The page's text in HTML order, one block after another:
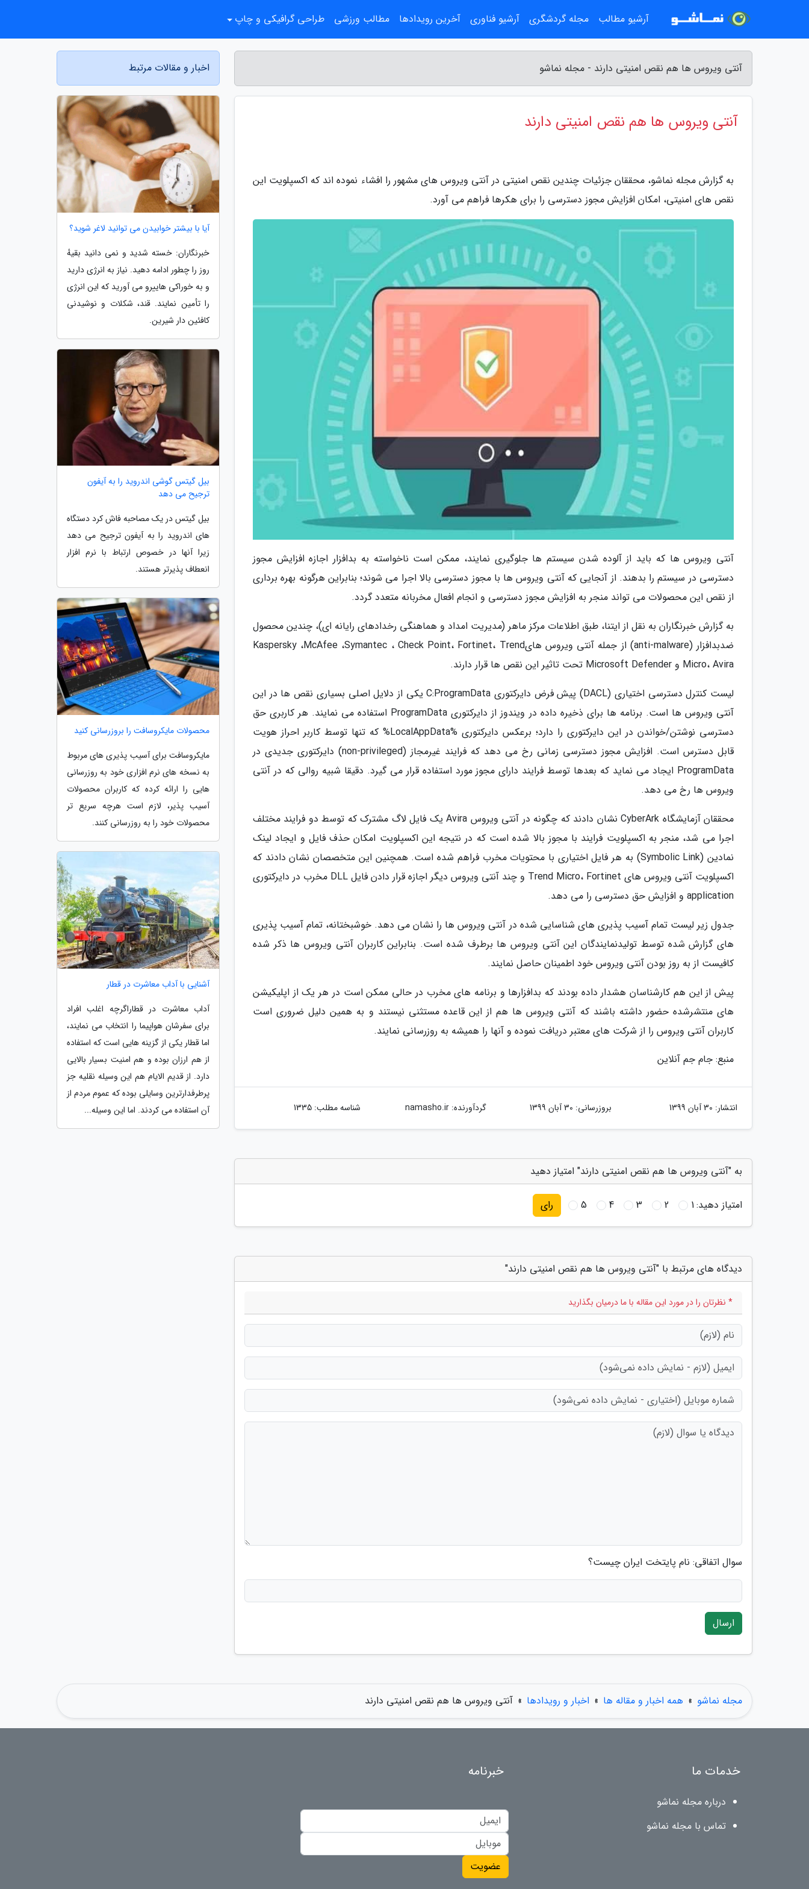
آنتی ویروس ها هم نقص امنیتی دارند - مجله نماشو
آنتی ویروس ها هم نقص امنیتی دارند
به گزارش مجله نماشو، محققان جزئیات چندین نقص امنیتی در آنتی ویروس های مشهور را افشاء نموده اند که اکسپلویت این
نقص های امنیتی، امکان افزایش مجوز دسترسی را برای هکرها فراهم می آورد.
آنتی ویروس ها که باید از آلوده شدن سیستم ها جلوگیری نمایند، ممکن است ناخواسته به بدافزار اجازه افزایش مجوز
دسترسی در سیستم را بدهند. از آنجایی که آنتی ویروس ها با مجوز دسترسی بالا اجرا می شوند؛ بنابراین هرگونه بهره برداری
از نقص این محصولات می تواند منجر به افزایش مجوز دسترسی و انجام افعال مخربانه متعدد گردد.
به گزارش خبرنگاران به نقل از ایتنا، طبق اطلاعات مرکز ماهر (مدیریت امداد و هماهنگی رخدادهای رایانه ای)، چندین محصول
ضدبدافزار (anti-malware) از جمله آنتی ویروس هایKaspersky ،McAfee ،Symantec ، Check Point، Fortinet، Trend
Micro، Avira و Microsoft Defender تحت تاثیر این نقص ها قرار دارند.
لیست کنترل دسترسی اختیاری (DACL) پیش فرض دایرکتوری C:ProgramData یکی از دلایل اصلی بسیاری نقص ها در این
آنتی ویروس ها است. برنامه ها برای ذخیره داده در ویندوز از دایرکتوری ProgramData استفاده می نمایند. هر کاربری حق
دسترسی نوشتن/خواندن در این دایرکتوری را دارد؛ برعکس دایرکتوری %LocalAppData% که تنها توسط کاربر احراز هویت
قابل دسترس است. افزایش مجوز دسترسی زمانی رخ می دهد که فرایند غیرمجاز (non-privileged) دایرکتوری جدیدی در
ProgramData ایجاد می نماید که بعدها توسط فرایند دارای مجوز مورد استفاده قرار می گیرد. دقیقا شبیه روالی که در آنتی
ویروس ها رخ می دهد.
محققان آزمایشگاه CyberArk نشان دادند که چگونه در آنتی ویروس Avira یک فایل لاگ مشترک که توسط دو فرایند مختلف
اجرا می شد، منجر به اکسپلویت فرایند با مجوز بالا شده است که در نتیجه این اکسپلویت امکان حذف فایل و ایجاد لینک
نمادین (Symbolic Link) به هر فایل اختیاری با محتویات مخرب فراهم شده است. همچنین این متخصصان نشان دادند که
اکسپلویت آنتی ویروس های Trend Micro، Fortinet و چند آنتی ویروس دیگر اجازه قرار دادن فایل DLL مخرب در دایرکتوری
application و افزایش حق دسترسی را می دهد.
جدول زیر لیست تمام آسیب پذیری های شناسایی شده در آنتی ویروس ها را نشان می دهد. خوشبختانه، تمام آسیب پذیری
های گزارش شده توسط تولیدنمایندگان این آنتی ویروس ها برطرف شده است. بنابراین کاربران آنتی ویروس ها ذکر شده
کافیست از به روز بودن آنتی ویروس خود اطمینان حاصل نمایند.
پیش از این هم کارشناسان هشدار داده بودند که بدافزارها و برنامه های مخرب در حالی ممکن است در هر یک از اپلیکیشن
های منتشرشده حضور داشته باشند که آنتی ویروس ها هم از این قاعده مستثنی نیستند و به همین دلیل ضروری است
کاربران آنتی ویروس را از شرکت های معتبر دریافت نموده و آنها را همیشه به روزرسانی نمایند.
منبع: جام جم آنلاین
انتشار: 30 آبان 1399 بروزرسانی: 30 آبان 1399 گردآورنده:namasho.ir شناسه مطلب: 1335
به "آنتی ویروس ها هم نقص امنیتی دارند" امتیاز دهید
امتیاز دهید:1
2
3
4
5 رای
دیدگاه های مرتبط با "آنتی ویروس ها هم نقص امنیتی دارند"
* نظرتان را در مورد این مقاله با ما درمیان بگذارید
سوال اتفاقی: نام پایتخت ایران چیست؟
ارسال
اخبار و مقالات مرتبط
آیا با بیشتر خوابیدن می توانید لاغر شوید؟
خبرنگاران: خسته شدید و نمی دانید بقیهٔ
روز را چطور ادامه دهید. نیاز به انرژی دارید
و به خوراکی هاییرو می آورید که این انرژی
را تأمین نمایند. قند، شکلات و نوشیدنی
کافئین دار شیرین.
بیل گیتس گوشی اندروید را به آیفون
ترجیح می دهد
بیل گیتس در یک مصاحبه فاش کرد دستگاه
های اندروید را به آیفون ترجیح می دهد
زیرا آنها در خصوص ارتباط با نرم افزار
انعطاف پذیرتر هستند.
محصولات مایکروسافت را بروزرسانی کنید
مایکروسافت برای ‫آسیب پذیری های مربوط
به نسخه های نرم افزاری خود به روزرسانی
هایی را ارائه کرده که کاربران محصولات
آسیب پذیر، لازم است هرچه سریع تر
محصولات خود را به روزرسانی کنند.
آشنایی با آداب معاشرت در قطار
آداب معاشرت در قطاراگرچه اغلب افراد
برای سفرشان هواپیما را انتخاب می نمایند،
اما قطار یکی از گزینه هایی است که استفاده
از هم ارزان بوده و هم امنیت بسیار بالایی
دارد. از قدیم الایام هم این وسیله نقلیه جز
پرطرفدارترین وسایلی بوده که عموم مردم از
آن استفاده می کردند. اما این وسیله...
مجله نماشو » همه اخبار و مقاله ها » اخبار و رویدادها » آنتی ویروس ها هم نقص امنیتی دارند
آرشیو مطالب مجله گردشگری آرشیو فناوری آخرین رویدادها مطالب ورزشی طراحی گرافیکی و چاپ
خدمات ما
درباره مجله نماشو
تماس با مجله نماشو
خبرنامه
عضویت